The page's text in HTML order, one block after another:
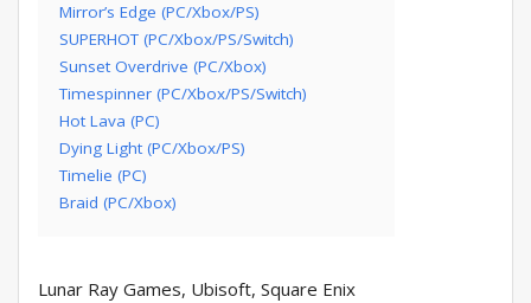
Mirror’s Edge (PC/Xbox/PS)
SUPERHOT (PC/Xbox/PS/Switch)
Sunset Overdrive (PC/Xbox)
Timespinner (PC/Xbox/PS/Switch)
Hot Lava (PC)
Dying Light (PC/Xbox/PS)
Timelie (PC)
Braid (PC/Xbox)
Lunar Ray Games, Ubisoft, Square Enix